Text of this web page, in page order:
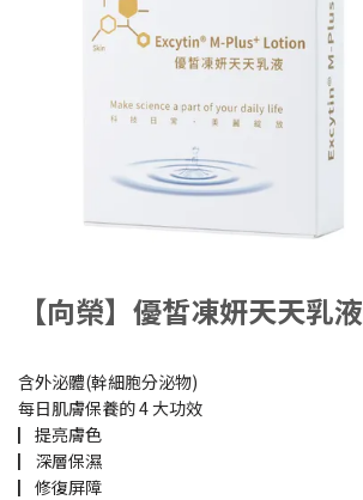
【向榮】優皙凍妍天天乳液
含外泌體(幹細胞分泌物)
每日肌膚保養的 4 大功效
▏提亮膚色
▏深層保濕
▏修復屏障